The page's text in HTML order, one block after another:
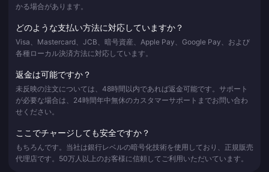
かる場合があります。
どのような支払い方法に対応していますか？
Visa、Mastercard、JCB、暗号資産、Apple Pay、Google Pay、および
各種ローカル決済方法に対応しています。
返金は可能ですか？
未反映の注文については、48時間以内であれば返金可能です。サポート
が必要な場合は、24時間年中無休のカスタマーサポートまでお問い合わ
せください。
ここでチャージしても安全ですか？
もちろんです。当社は銀行レベルの暗号化技術を使用しており、正規販売
代理店です。50万人以上のお客様に信頼してご利用いただいています。